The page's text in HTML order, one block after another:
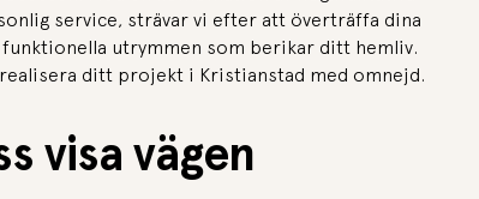
service, strävar vi efter att överträffa dina
utrymmen som berikar ditt hemliv.
ditt projekt i Kristianstad med omnejd.
visa vägen